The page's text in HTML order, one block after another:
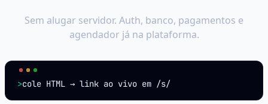
Sem alugar servidor. Auth, banco, pagamentos e
agendador já na plataforma.
>cole HTML → link ao vivo em /s/